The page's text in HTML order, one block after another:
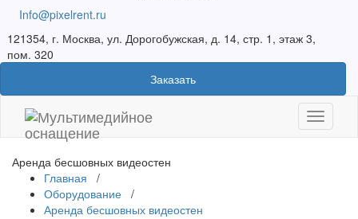
Info@pixelrent.ru
121354, г. Москва, ул. Дорогобужская, д. 14, стр. 1, этаж 3,
пом. 320
Заказать
Скрыть
Аренда бесшовных видеостен
Главная /
Оборудование /
Аренда бесшовных видеостен